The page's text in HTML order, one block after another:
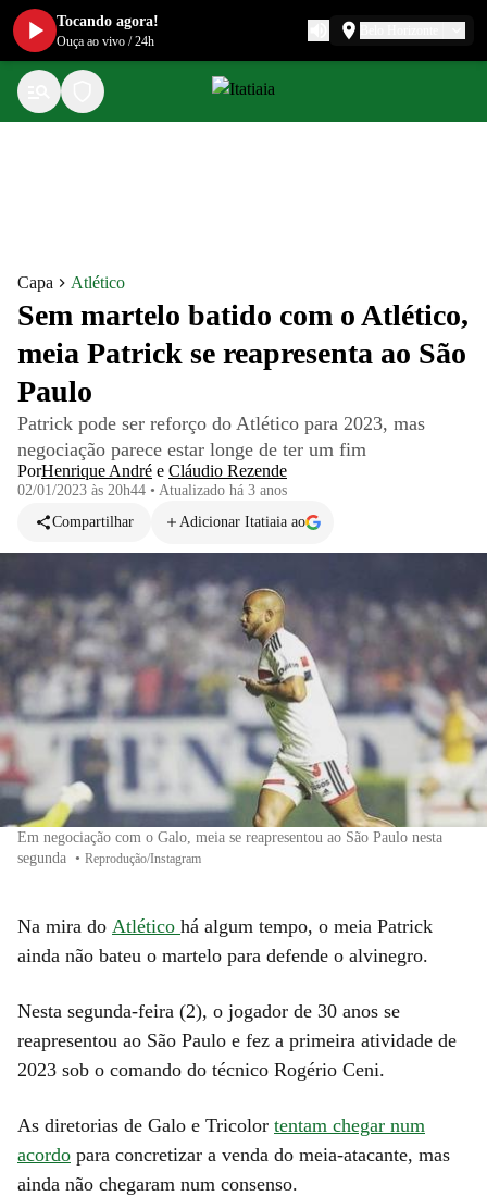
Capa Atlético
Sem martelo batido com o Atlético,
meia Patrick se reapresenta ao São
Paulo
Patrick pode ser reforço do Atlético para 2023, mas
negociação parece estar longe de ter um fim
PorHenrique André e Cláudio Rezende
02/01/2023 às 20h44 • Atualizado há 3 anos
Compartilhar
Adicionar Itatiaia ao
Em negociação com o Galo, meia se reapresentou ao São Paulo nesta
segunda • Reprodução/Instagram
Na mira do Atlético há algum tempo, o meia Patrick
ainda não bateu o martelo para defende o alvinegro.
Nesta segunda-feira (2), o jogador de 30 anos se
reapresentou ao São Paulo e fez a primeira atividade de
2023 sob o comando do técnico Rogério Ceni.
As diretorias de Galo e Tricolor tentam chegar num
acordo para concretizar a venda do meia-atacante, mas
ainda não chegaram num consenso.
Tocando agora!
Ouça ao vivo /24h